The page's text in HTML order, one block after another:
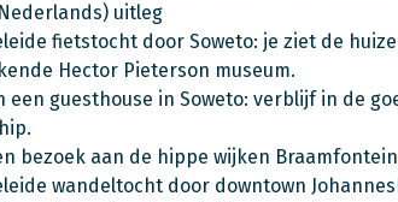
uitleg
fietstocht door Soweto: je ziet de
Hector Pieterson museum.
een guesthouse in Soweto: verblijf in de
bezoek aan de hippe wijken
wandeltocht door downtown